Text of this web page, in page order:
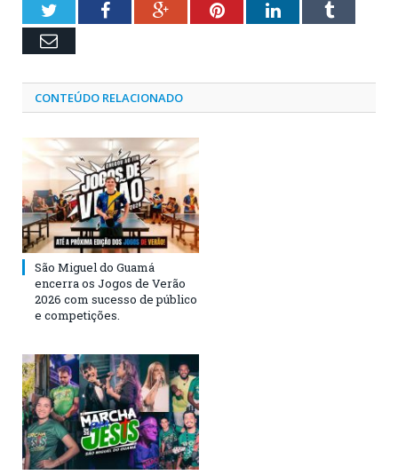
TwitterFacebookGoogle+PinterestLinkedInTumblr
Email
CONTEÚDO RELACIONADO
São Miguel do Guamá
encerra os Jogos de Verão
2026 com sucesso de público
e competições.